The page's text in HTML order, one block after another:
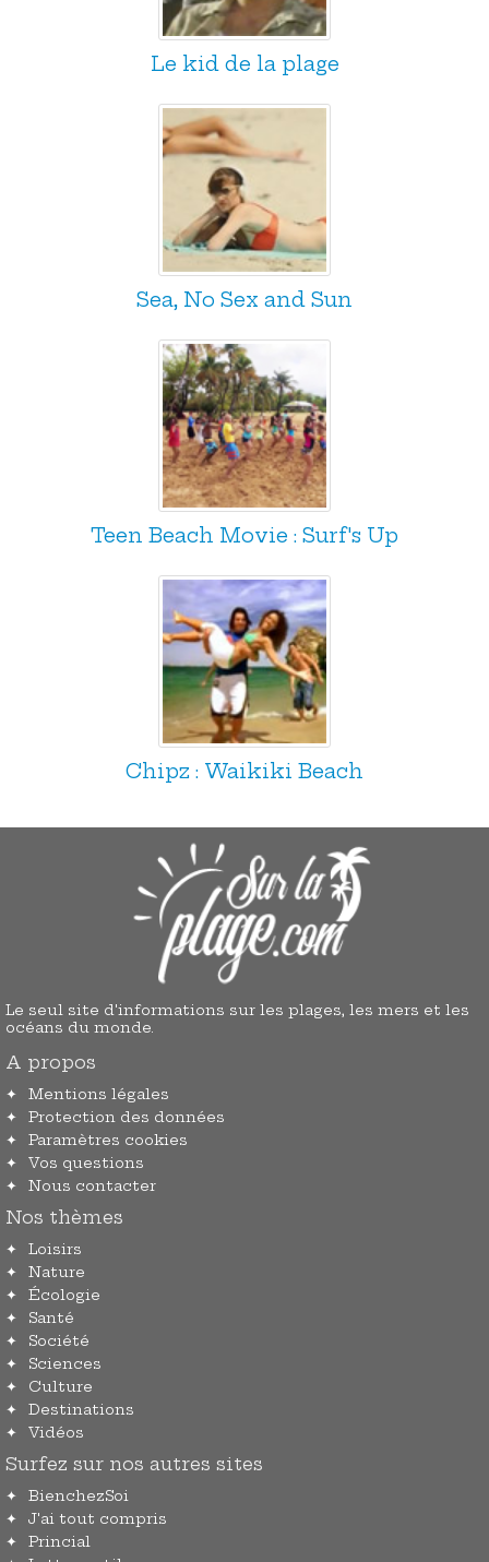
Le kid de la plage
Sea, No Sex and Sun
Teen Beach Movie : Surf's Up
Chipz : Waikiki Beach
Le seul site d'informations sur les plages, les mers et les
océans du monde.
A propos
Mentions légales
Protection des données
Paramètres cookies
Vos questions
Nous contacter
Nos thèmes
Loisirs
Nature
Écologie
Santé
Société
Sciences
Culture
Destinations
Vidéos
Surfez sur nos autres sites
BienchezSoi
J'ai tout compris
Princial